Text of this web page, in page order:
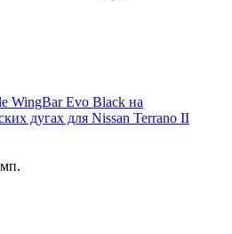
WingBar Evo Black на
дугах для Nissan Terrano II